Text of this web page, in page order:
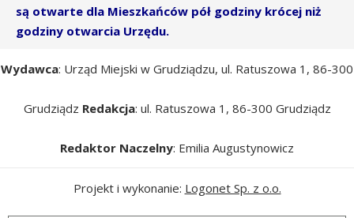
są otwarte dla Mieszkańców pół godziny krócej niż
godziny otwarcia Urzędu.
Wydawca: Urząd Miejski w Grudziądzu, ul. Ratuszowa 1, 86-300
Grudziądz Redakcja: ul. Ratuszowa 1, 86-300 Grudziądz
Redaktor Naczelny: Emilia Augustynowicz
Projekt i wykonanie: Logonet Sp. z o.o.